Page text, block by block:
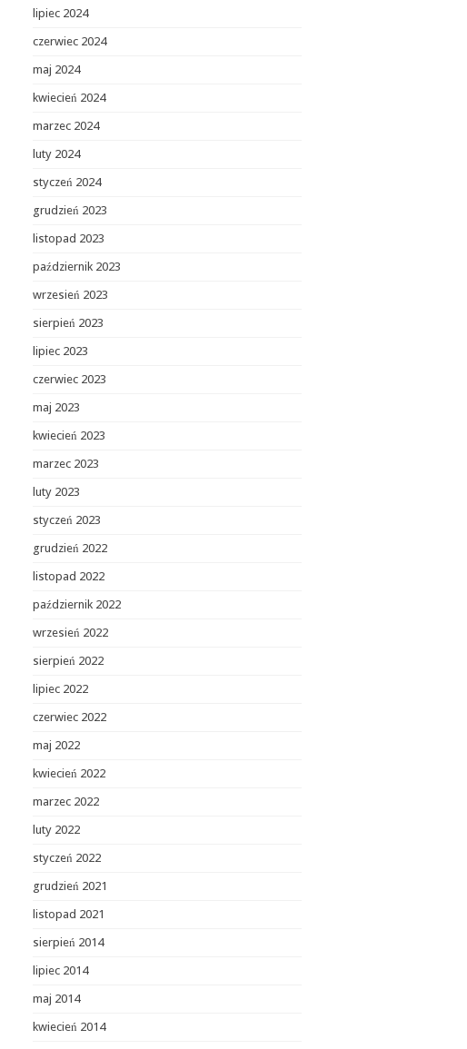
lipiec 2024
czerwiec 2024
maj 2024
kwiecień 2024
marzec 2024
luty 2024
styczeń 2024
grudzień 2023
listopad 2023
październik 2023
wrzesień 2023
sierpień 2023
lipiec 2023
czerwiec 2023
maj 2023
kwiecień 2023
marzec 2023
luty 2023
styczeń 2023
grudzień 2022
listopad 2022
październik 2022
wrzesień 2022
sierpień 2022
lipiec 2022
czerwiec 2022
maj 2022
kwiecień 2022
marzec 2022
luty 2022
styczeń 2022
grudzień 2021
listopad 2021
sierpień 2014
lipiec 2014
maj 2014
kwiecień 2014